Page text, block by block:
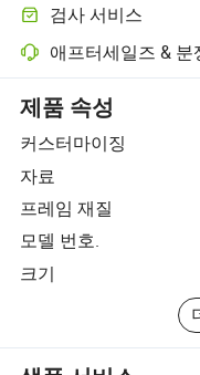
검사 서비스
선택적 선적 전 검사로 품
애프터세일즈 & 분
플랫폼 지원 분쟁 해결, 해
제품 속성
커스터마이징
자료
프레임 재질
모델 번호.
크기